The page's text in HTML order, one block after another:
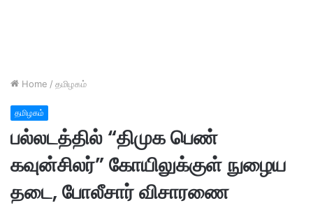
Home / தமிழகம்
தமிழகம்
பல்லடத்தில் “திமுக பெண்
கவுன்சிலர்” கோயிலுக்குள் நுழைய
தடை, போலீசார் விசாரணை